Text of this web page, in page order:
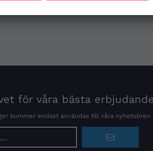
för våra bästa
kommer endast användas till våra nyhetsbrev
postadress